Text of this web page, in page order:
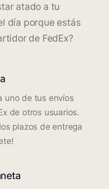
atado a tu
día porque estás
de FedEx?
uno de tus envíos
de otros usuarios.
plazos de entrega